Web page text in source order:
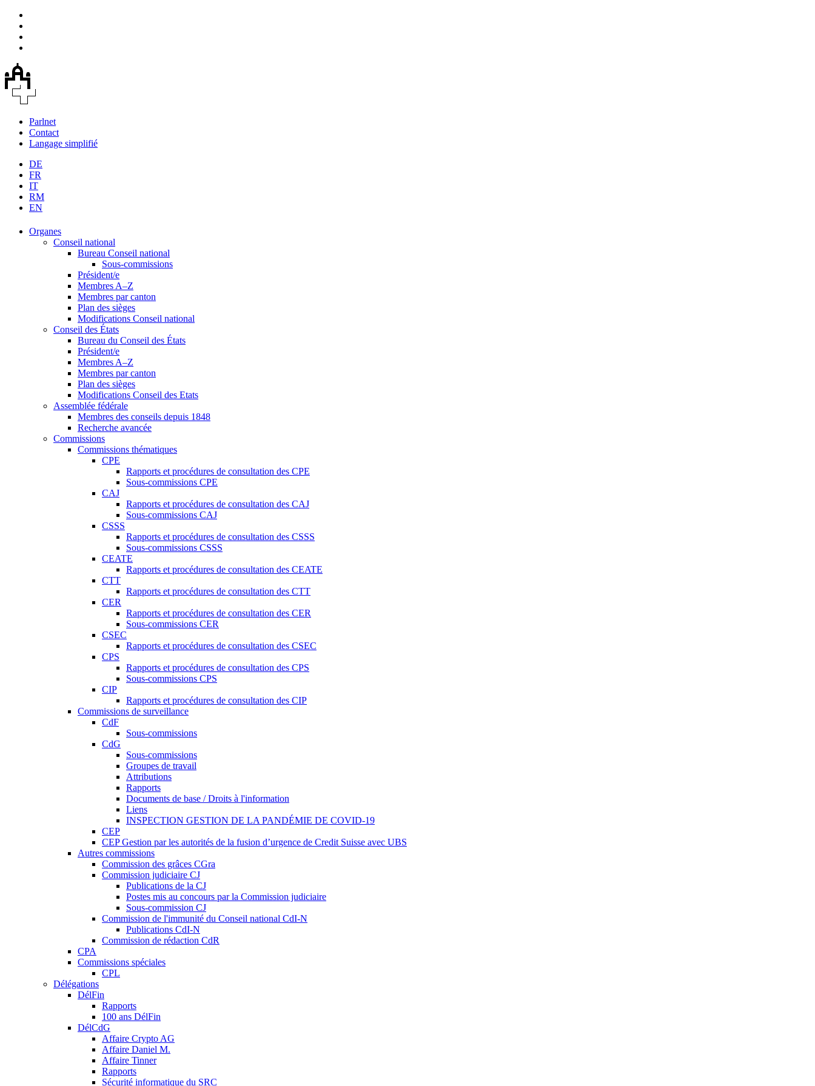
Parlnet
Contact
Langage simplifié
DE
FR
IT
RM
EN
Organes
Conseil national
Bureau Conseil national
Sous-commissions
Président/e
Membres A–Z
Membres par canton
Plan des sièges
Modifications Conseil national
Conseil des États
Bureau du Conseil des États
Président/e
Membres A–Z
Membres par canton
Plan des sièges
Modifications Conseil des Etats
Assemblée fédérale
Membres des conseils depuis 1848
Recherche avancée
Commissions
Commissions thématiques
CPE
Rapports et procédures de consultation des CPE
Sous-commissions CPE
CAJ
Rapports et procédures de consultation des CAJ
Sous-commissions CAJ
CSSS
Rapports et procédures de consultation des CSSS
Sous-commissions CSSS
CEATE
Rapports et procédures de consultation des CEATE
CTT
Rapports et procédures de consultation des CTT
CER
Rapports et procédures de consultation des CER
Sous-commissions CER
CSEC
Rapports et procédures de consultation des CSEC
CPS
Rapports et procédures de consultation des CPS
Sous-commissions CPS
CIP
Rapports et procédures de consultation des CIP
Commissions de surveillance
CdF
Sous-commissions
CdG
Sous-commissions
Groupes de travail
Attributions
Rapports
Documents de base / Droits à l'information
Liens
INSPECTION GESTION DE LA PANDÉMIE DE COVID-19
CEP
CEP Gestion par les autorités de la fusion d’urgence de Credit Suisse avec UBS
Autres commissions
Commission des grâces CGra
Commission judiciaire CJ
Publications de la CJ
Postes mis au concours par la Commission judiciaire
Sous-commission CJ
Commission de l'immunité du Conseil national CdI-N
Publications CdI-N
Commission de rédaction CdR
CPA
Commissions spéciales
CPL
Délégations
DélFin
Rapports
100 ans DélFin
DélCdG
Affaire Crypto AG
Affaire Daniel M.
Affaire Tinner
Rapports
Sécurité informatique du SRC